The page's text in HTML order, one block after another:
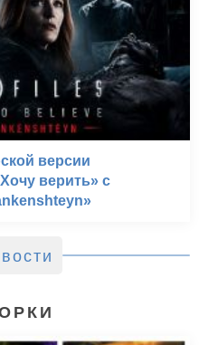
версии
верить» с